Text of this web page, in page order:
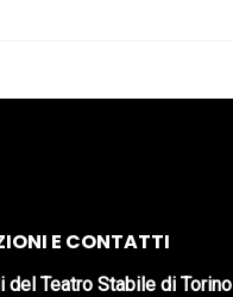
E CONTATTI
del Teatro Stabile di Torino